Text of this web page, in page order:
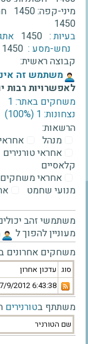
מיני-קפה:1450
1450
בעיות : 1450
נחש-מסע : 1450
קבוצה ראשית:
‫משתמש זה
לאפשרויות רבות
משחקים באתר: 1
נצחונות: 1 ‫(100%)‬
הרשאות:
מנהל
אחראי טורנירים
קלאסיים
אחראי
מנועי שחמט
משתמשי זהב
מעוניין להפוך ל
משחקים אחרונים
סוג עדכון אחרון
‫7/9/2012 6:43:38‬
משתתף בטורנירים
שם הטורניר